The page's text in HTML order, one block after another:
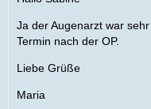
Ja der Augenarzt war
Termin nach der OP.
Liebe Grüße
Maria